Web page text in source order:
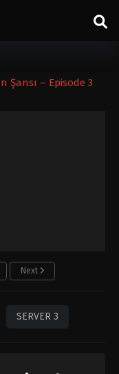
Şansı – Episode 3
Next
SERVER 3